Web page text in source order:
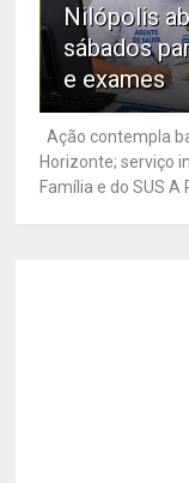
Nilópolis
sábados
e exames
Ação contempla
Horizonte; serviço
Família e do SUS A